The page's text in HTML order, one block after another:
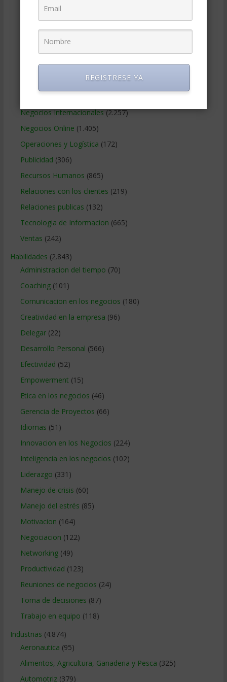
Gerencia social y ambiental(223)
Marketing(988)
(247)
Negocios Internacionales (2.257)
Negocios Online (1.405)
Operaciones y Logística (172)
Publicidad (306)
Recursos Humanos (865)
Relaciones con los clientes (219)
Relaciones publicas (132)
Tecnologia de Informacion (665)
Ventas (242)
Habilidades (2.843)
Administracion del tiempo (70)
Coaching(101)
Comunicacion en los negocios (180)
Creatividad en la empresa (96)
Delegar(22)
Desarrollo Personal (566)
Efectividad (52)
Empowerment (15)
Etica en los negocios (46)
Gerencia de Proyectos (66)
Idiomas (51)
Innovacion en los Negocios (224)
Inteligencia en los negocios (102)
Liderazgo (331)
Manejo de crisis (60)
Manejo del estrés (85)
Motivacion (164)
Negociacion (122)
Networking(49)
Productividad (123)
Reuniones de negocios (24)
Toma de decisiones (87)
Trabajo en equipo (118)
Industrias (4.874)
Aeronautica (95)
Alimentos, Agricultura, Ganaderia y Pesca (325)
Automotriz(379)
REGISTRESE YA